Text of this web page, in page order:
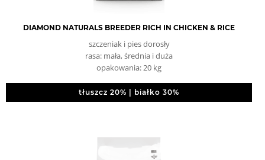
DIAMOND NATURALS BREEDER RICH IN CHICKEN & RICE
szczeniak i pies dorosły
rasa: mała, średnia i duża
opakowania: 20 kg
tłuszcz 20% | białko 30%